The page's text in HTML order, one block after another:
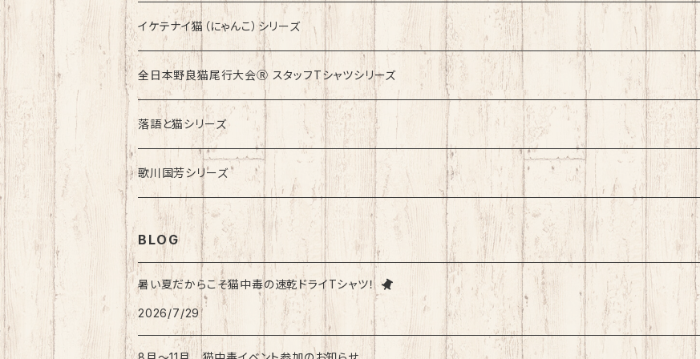
イケテナイ猫（にゃんこ）シリーズ
ロンドンバスに乗りたい！
全日本野良猫尾行大会Ⓡ スタッフTシャツシリーズ
落語と猫シリーズ
歌川国芳シリーズ
BLOG
暑い夏だからこそ猫中毒の速乾ドライTシャツ！
2026/7/29